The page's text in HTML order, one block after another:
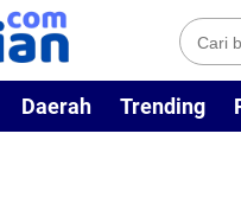
Daerah Trending